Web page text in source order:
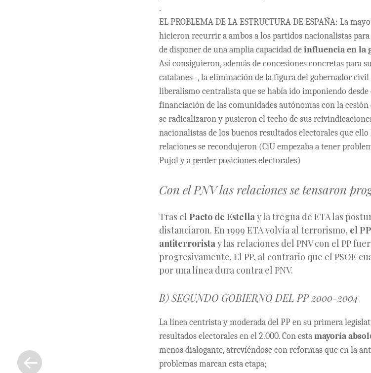
.
EL PROBLEMA DE LA ESTRUCTURA DE ESPAÑA: La
hicieron recurrir a ambos a los partidos nacionalistas para
de disponer de una amplia capacidad deinfluencia en la
Así consiguieron, además de concesiones concretas para
catalanes -, la eliminación de la figura del gobernador
liberalismo centralista que se había ido imponiendo desde
financiación de las comunidades autónomas con la
se radicalizaron y pusieron el techo de sus
nacionalistas de los buenos resultados electorales que ello
relaciones se recondujeron (CiU empezaba a tener
Pujol y a perder posiciones electorales)
Con el PNV las relaciones se tensaron
Tras el Pacto de Estellay la tregua de ETA las
distanciaron. En 1999 ETA volvía al terrorismo, el
antiterroristay las relaciones del PNV con el PP
progresivamente. El PP, al contrario que el PSOE
por una línea dura contra el PNV.
B) SEGUNDO GOBIERNO DEL PP 2000-2004
La línea centrista y moderada del PP en su primera
resultados electorales en el 2.000. Con estamayoría
menos dialogante, atrevíéndose con reformas que en la
problemas marcan esta etapa;
Entrada
anterior